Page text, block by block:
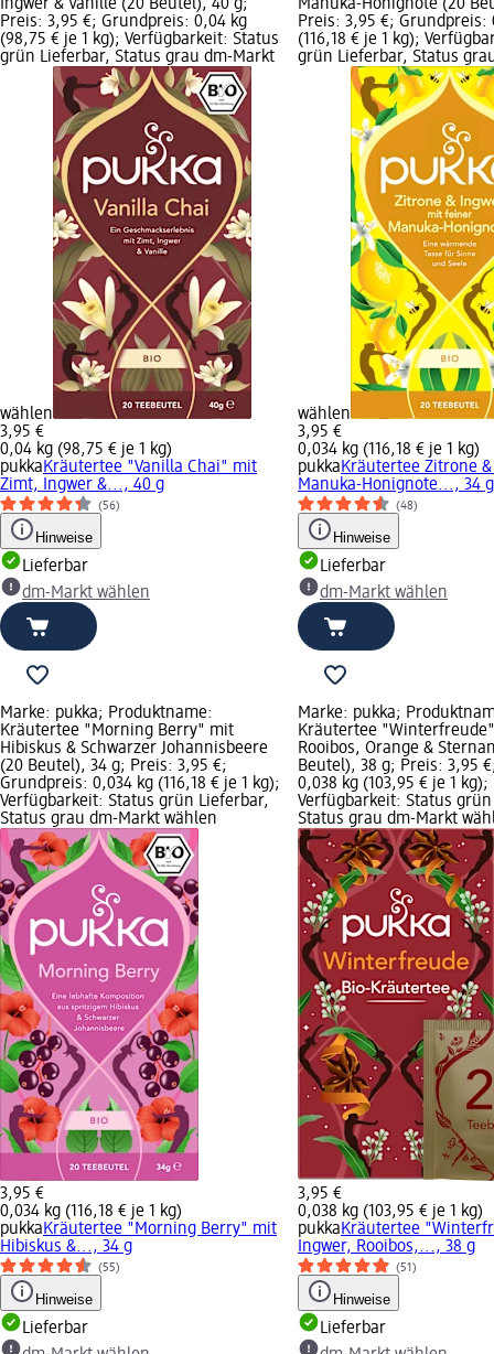
Ingwer & Vanille (20 Beutel), 40 g;
Preis: 3,95 €; Grundpreis: 0,04 kg
(98,75 € je 1 kg); Verfügbarkeit: Status
grün Lieferbar, Status grau dm-Markt
wählen
3,95 €
0,04 kg (98,75 € je 1 kg)
pukkaKräutertee "Vanilla Chai" mit
Zimt, Ingwer &..., 40 g
(56)
Hinweise
Lieferbar
dm-Markt wählen
Manuka-Honignote (20
Preis: 3,95 €; Grundpreis:
(116,18 € je 1 kg);
grün Lieferbar, Status
wählen
3,95 €
0,034 kg (116,18 € je 1 kg)
pukkaKräutertee Zitrone
Manuka-Honignote..., 34 g
(48)
Hinweise
Lieferbar
dm-Markt wählen
Marke: pukka; Produktname:
Kräutertee "Morning Berry" mit
Hibiskus & Schwarzer Johannisbeere
(20 Beutel), 34 g; Preis: 3,95 €;
Grundpreis: 0,034 kg (116,18 € je 1 kg);
Verfügbarkeit: Status grün Lieferbar,
Status grau dm-Markt wählen
3,95 €
0,034 kg (116,18 € je 1 kg)
pukkaKräutertee "Morning Berry" mit
Hibiskus &..., 34 g
(55)
Hinweise
Lieferbar
Marke: pukka;
Kräutertee
Rooibos, Orange &
Beutel), 38 g; Preis: 3,95
0,038 kg (103,95 € je 1 kg);
Verfügbarkeit: Status
Status grau dm-Markt
3,95 €
0,038 kg (103,95 € je 1 kg)
pukkaKräutertee
Ingwer, Rooibos,..., 38 g
(51)
Hinweise
Lieferbar